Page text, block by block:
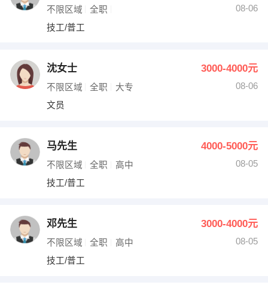
不限区域 全职
08-06
技工/普工
沈女士 3000-4000元
不限区域 全职 大专
08-06
文员
马先生 4000-5000元
不限区域 全职 高中
08-05
技工/普工
邓先生 3000-4000元
不限区域 全职 高中
08-05
技工/普工